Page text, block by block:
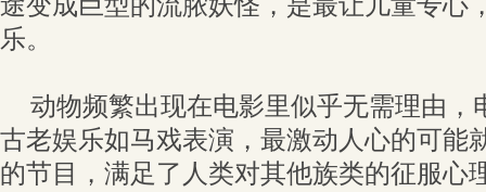
乐。
动物频繁出现在电影里似乎无需理由，
古老娱乐如马戏表演，最激动人心的可能
的节目，满足了人类对其他族类的征服心